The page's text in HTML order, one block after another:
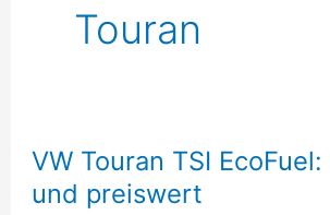
Touran
VW Touran TSI EcoFuel:
und preiswert